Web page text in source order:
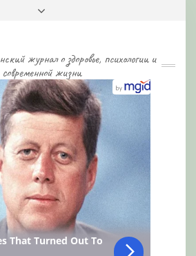
журнал о здоровье, психологии и
современной жизни